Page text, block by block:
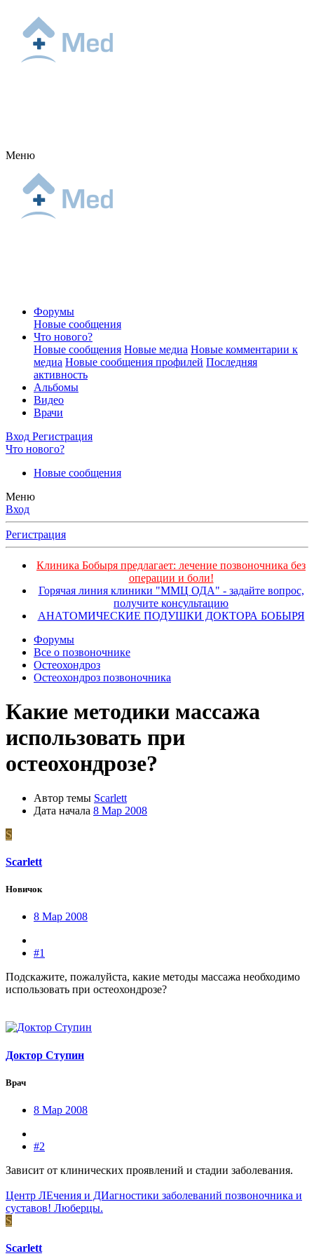
Меню
Форумы
Новые сообщения
Что нового?
Новые сообщения Новые медиа Новые комментарии к
медиа Новые сообщения профилей Последняя
активность
Альбомы
Видео
Врачи
Вход Регистрация
Что нового?
Новые сообщения
Меню
Вход
Регистрация
Клиника Бобыря предлагает: лечение позвоночника без
операции и боли!
Горячая линия клиники "ММЦ ОДА" - задайте вопрос,
получите консультацию
АНАТОМИЧЕСКИЕ ПОДУШКИ ДОКТОРА БОБЫРЯ
Форумы
Все о позвоночнике
Остеохондроз
Остеохондроз позвоночника
Какие методики массажа
использовать при
остеохондрозе?
Автор темы Scarlett
Дата начала 8 Мар 2008
S
Scarlett
Новичок
8 Мар 2008
#1
Подскажите, пожалуйста, какие методы массажа необходимо
использовать при остеохондрозе?
Доктор Ступин
Врач
8 Мар 2008
#2
Зависит от клинических проявлений и стадии заболевания.
Центр ЛЕчения и ДИагностики заболеваний позвоночника и
суставов! Люберцы.
S
Scarlett